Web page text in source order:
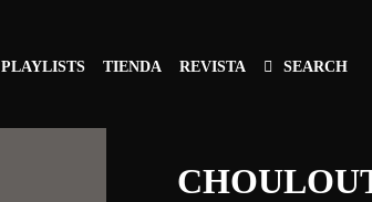
PLAYLISTS TIENDA REVISTA SEARCH